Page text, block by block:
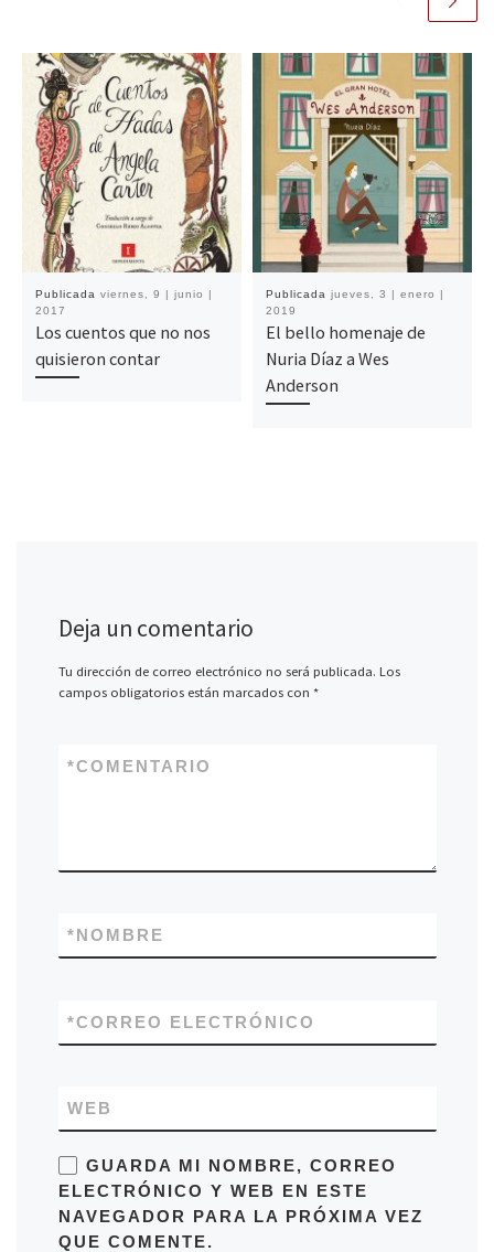
Publicada viernes, 9 | junio |
2017
Los cuentos que no nos
quisieron contar
Publicada jueves, 3 | enero |
2019
El bello homenaje de
Nuria Díaz a Wes
Anderson
Deja un comentario
Tu dirección de correo electrónico no será publicada. Los
campos obligatorios están marcados con *
COMENTARIO
*
NOMBRE
*
CORREO ELECTRÓNICO
*
WEB
GUARDA MI NOMBRE, CORREO
ELECTRÓNICO Y WEB EN ESTE
NAVEGADOR PARA LA PRÓXIMA VEZ
QUE COMENTE.